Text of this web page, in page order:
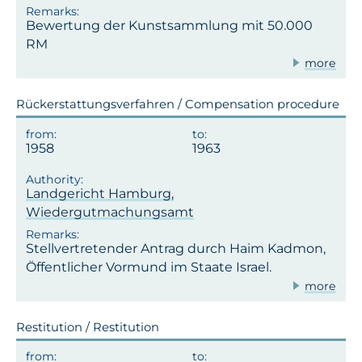
Bewertung der Kunstsammlung mit 50.000
RM
more
Rückerstattungsverfahren / Compensation procedure
1958 1963
Landgericht Hamburg,
Wiedergutmachungsamt
Stellvertretender Antrag durch Haim Kadmon,
Öffentlicher Vormund im Staate Israel.
more
Restitution / Restitution